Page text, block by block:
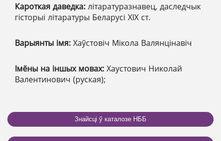
Кароткая даведка: літаратуразнавец, даследчык
гісторыі літаратуры Беларусі ХІХ ст.
Варыянты імя: Хаўстовіч Мікола Валянцінавіч
Імёны на іншых мовах: Хаустович Николай
Валентинович (руская);
Знайсці ў каталозе НББ